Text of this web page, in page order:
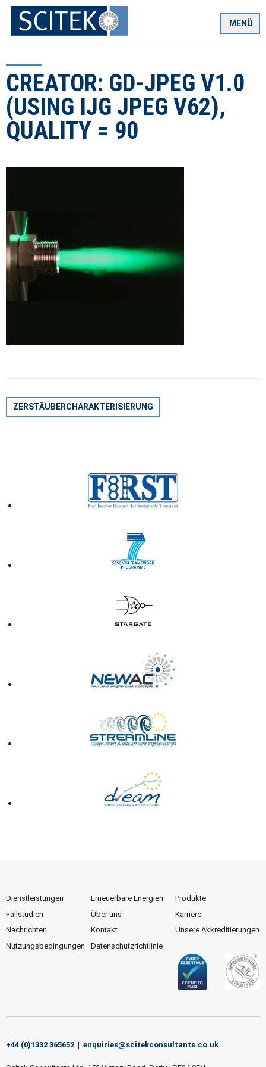
Zum
Inhalt
springen
MENÜ
CREATOR: GD-JPEG V1.0
(USING IJG JPEG V62),
QUALITY = 90
BEITRAGSNAVIGATION
ZERSTÄUBERCHARAKTERISIERUNG
Dienstleistungen Erneuerbare Energien
Produkte
Fallstudien
Über uns
Karriere
Nachrichten
Kontakt
Unsere Akkreditierungen
Nutzungsbedingungen
Datenschutzrichtlinie
+44 (0)1332 365652 | enquiries@scitekconsultants.co.uk